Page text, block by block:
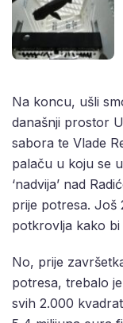
Na koncu, ušli
današnji prostor
sabora te Vlade
palaču u koju se
‘nadvija’ nad
prije potresa. Još
potkrovlja kako
No, prije
potresa, trebalo
svih 2.000